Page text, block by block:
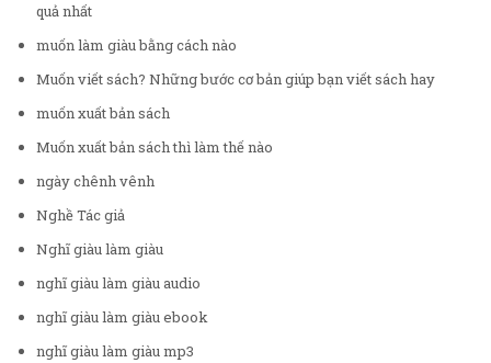
quả nhất
muốn làm giàu bằng cách nào
Muốn viết sách? Những bước cơ bản giúp bạn viết sách hay
muốn xuất bản sách
Muốn xuất bản sách thì làm thế nào
ngày chênh vênh
Nghề Tác giả
Nghĩ giàu làm giàu
nghĩ giàu làm giàu audio
nghĩ giàu làm giàu ebook
nghĩ giàu làm giàu mp3